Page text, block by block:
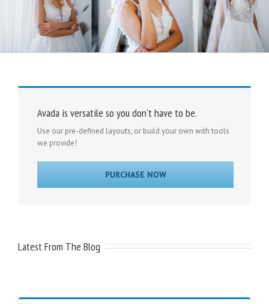
Avada is versatile so you don't have to be.
Use our pre-defined layouts, or build your own with tools
we provide!
PURCHASE NOW
Latest From The Blog